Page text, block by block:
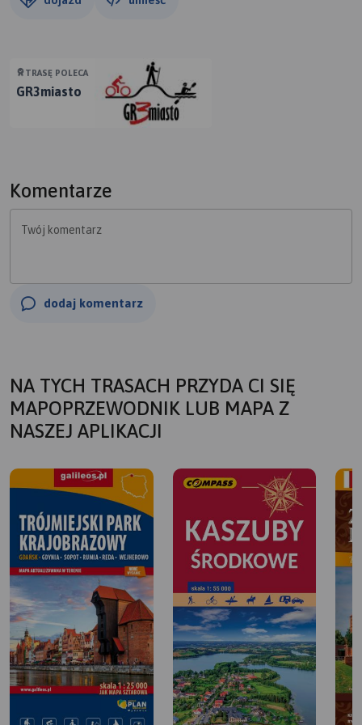
TRASĘ POLECA
GR3miasto
Komentarze
Twój komentarz
dodaj komentarz
NA TYCH TRASACH PRZYDA CI SIĘ
MAPOPRZEWODNIK LUB MAPA Z
NASZEJ APLIKACJI